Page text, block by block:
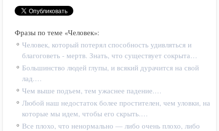
Фразы по теме «Человек»:
Человек, который потерял способность удивляться и
благоговеть - мертв. Знать, что существует сокрыта…
Большинство людей глупы, и всякий дурачится на свой
лад.…
Чем выше подъем, тем ужаснее падение.…
Любой наш недостаток более простителен, чем уловки, на
которые мы идем, чтобы его скрыть.…
Все плохо, что ненормально — либо очень плохо, либо